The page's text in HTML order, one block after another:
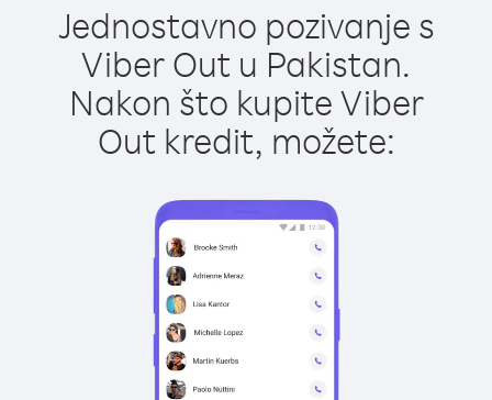
Jednostavno pozivanje s
Viber Out u Pakistan.
Nakon što kupite Viber
Out kredit, možete: